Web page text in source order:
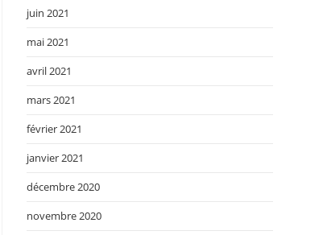
juin 2021
mai 2021
avril 2021
mars 2021
février 2021
janvier 2021
décembre 2020
novembre 2020